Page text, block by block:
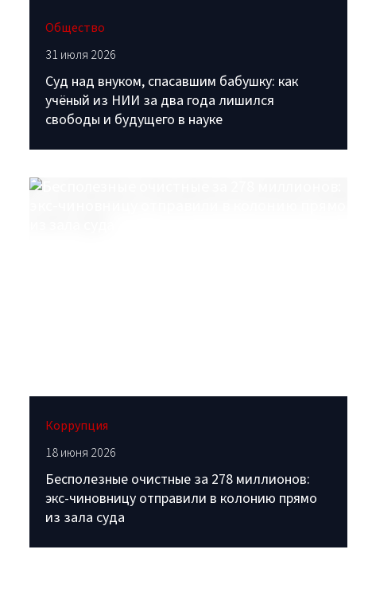
Общество
31 июля 2026
Суд над внуком, спасавшим бабушку: как
учёный из НИИ за два года лишился
свободы и будущего в науке
Коррупция
18 июня 2026
Бесполезные очистные за 278 миллионов:
экс-чиновницу отправили в колонию прямо
из зала суда